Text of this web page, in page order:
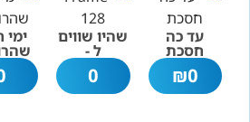
עד כה
חסכת
0
₪
שהיו שווים
ל -
0
ימי